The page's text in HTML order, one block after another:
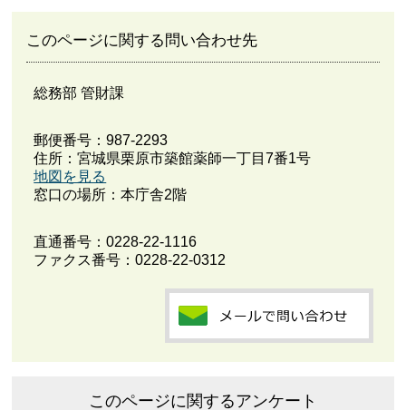
このページに関する問い合わせ先
総務部 管財課
郵便番号：987-2293
住所：宮城県栗原市築館薬師一丁目7番1号
地図を見る
窓口の場所：本庁舎2階
直通番号：0228-22-1116
ファクス番号：0228-22-0312
このページに関するアンケート